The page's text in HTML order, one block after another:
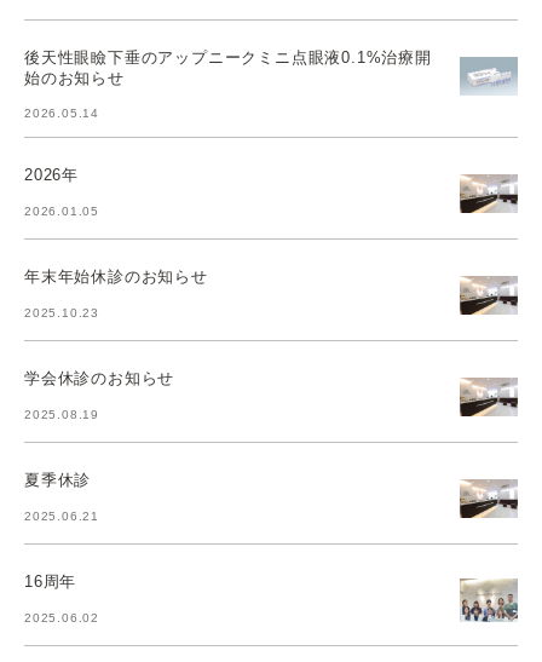
後天性眼瞼下垂のアップニークミニ点眼液0.1%治療開
始のお知らせ
2026.05.14
2026年
2026.01.05
年末年始休診のお知らせ
2025.10.23
学会休診のお知らせ
2025.08.19
夏季休診
2025.06.21
16周年
2025.06.02